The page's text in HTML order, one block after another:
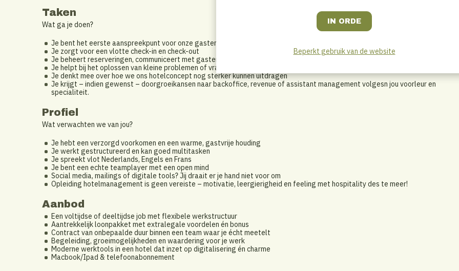
Taken
Wat ga je doen?
Je bent het eerste aanspreekpunt voor onze gasten, zowel aan de balie als telefonisch
Je zorgt voor een vlotte check-in en check-out
Je beheert reserveringen, communiceert met gasten en denkt actief mee over hun beleving
Je helpt bij het oplossen van kleine problemen of vragen – met de glimlach
Je denkt mee over hoe we ons hotelconcept nog sterker kunnen uitdragen
Je krijgt – indien gewenst – doorgroeikansen naar backoffice, revenue of assistant management volgesn jou voorleur en
specialiteit.
Profiel
Wat verwachten we van jou?
Je hebt een verzorgd voorkomen en een warme, gastvrije houding
Je werkt gestructureerd en kan goed multitasken
Je spreekt vlot Nederlands, Engels en Frans
Je bent een echte teamplayer met een open mind
Social media, mailings of digitale tools? Jij draait er je hand niet voor om
Opleiding hotelmanagement is geen vereiste – motivatie, leergierigheid en feeling met hospitality des te meer!
Aanbod
Een voltijdse of deeltijdse job met flexibele werkstructuur
Aantrekkelijk loonpakket met extralegale voordelen én bonus
Contract van onbepaalde duur binnen een team waar je écht meetelt
Begeleiding, groeimogelijkheden en waardering voor je werk
Moderne werktools in een hotel dat inzet op digitalisering én charme
Macbook/Ipad & telefoonabonnement
Beperkt gebruik van de website